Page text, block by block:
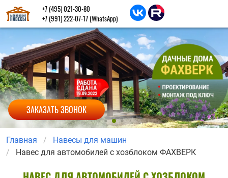
ЗАКАЗАТЬ ЗВОНОК
+7 (495) 021-30-80
+7 (991) 222-07-17 (WhatsApp)
Главная
Навесы для машин
Навес для автомобилей с хозблоком ФАХВЕРК